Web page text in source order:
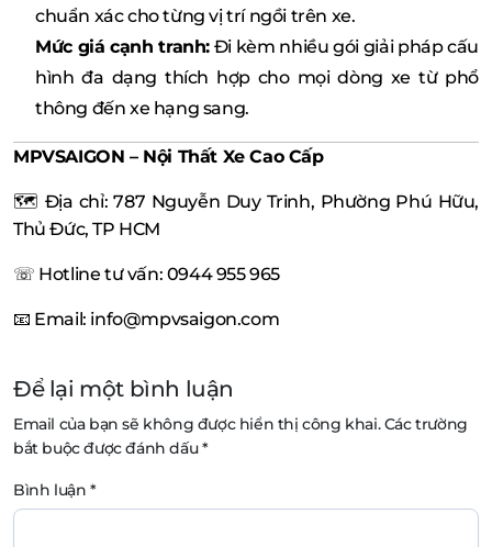
chuẩn xác cho từng vị trí ngồi trên xe.
Mức giá cạnh tranh: Đi kèm nhiều gói giải pháp cấu
hình đa dạng thích hợp cho mọi dòng xe từ phổ
thông đến xe hạng sang.
MPVSAIGON – Nội Thất Xe Cao Cấp
🗺️ Địa chỉ: 787 Nguyễn Duy Trinh, Phường Phú Hữu,
Thủ Đức, TP HCM
☏ Hotline tư vấn: 0944 955 965
📧 Email: info@mpvsaigon.com
Để lại một bình luận
Email của bạn sẽ không được hiển thị công khai. Các trường
bắt buộc được đánh dấu*
Bình luận *